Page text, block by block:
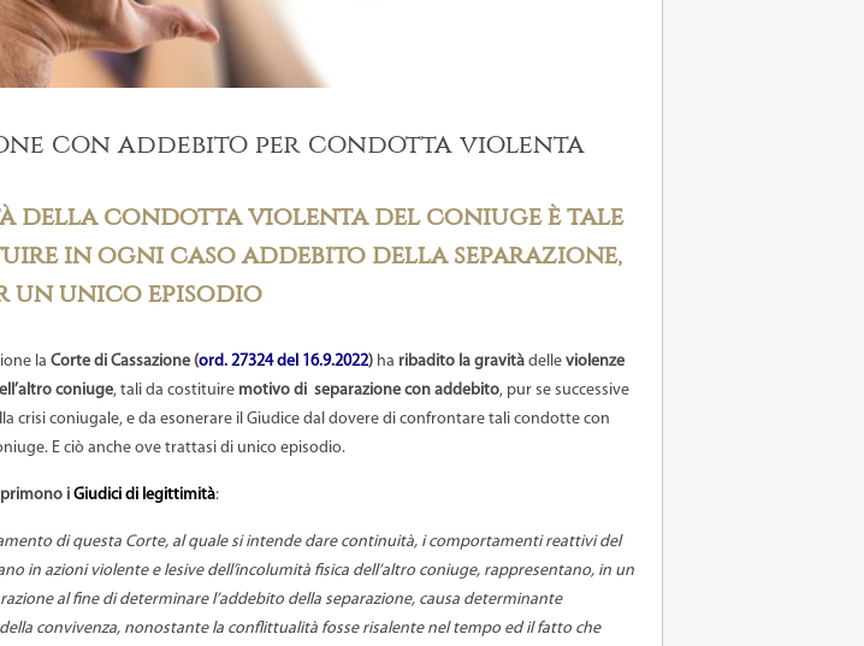
con addebito per condotta violenta
della condotta violenta del coniuge è tale
in ogni caso addebito della separazione,
un unico episodio
la Corte di Cassazione (ord. 27324 del 16.9.2022) ha ribadito la gravità delle violenze
coniuge, tali da costituire motivo di separazione con addebito, pur se successive
crisi coniugale, e da esonerare il Giudice dal dovere di confrontare tali condotte con
E ciò anche ove trattasi di unico episodio.
i Giudici di legittimità:
di questa Corte, al quale si intende dare continuità, i comportamenti reattivi del
in azioni violente e lesive dell’incolumità fisica dell’altro coniuge, rappresentano, in un
al fine di determinare l’addebito della separazione, causa determinante
convivenza, nonostante la conflittualità fosse risalente nel tempo ed il fatto che